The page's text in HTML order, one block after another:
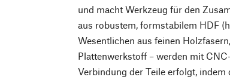
und macht Werkzeug für den
aus robustem, formstabilem HDF
Wesentlichen aus feinen
Plattenwerkstoff – werden mit
Verbindung der Teile erfolgt,